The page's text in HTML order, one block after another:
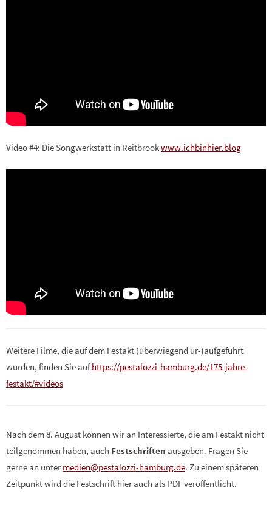
Video #4: Die Songwerkstatt in Reitbrookwww.ichbinhier.blog
Weitere Filme, die auf dem Festakt (überwiegend ur-)aufgeführt
wurden, finden Sie aufhttps://pestalozzi-hamburg.de/175-jahre-
festakt/#videos
Nach dem 8. August können wir an Interessierte, die am Festakt nicht
teilgenommen haben, auch Festschriften ausgeben. Fragen Sie
gerne an untermedien@pestalozzi-hamburg.de. Zu einem späteren
Zeitpunkt wird die Festschrift hier auch als PDF veröffentlicht.